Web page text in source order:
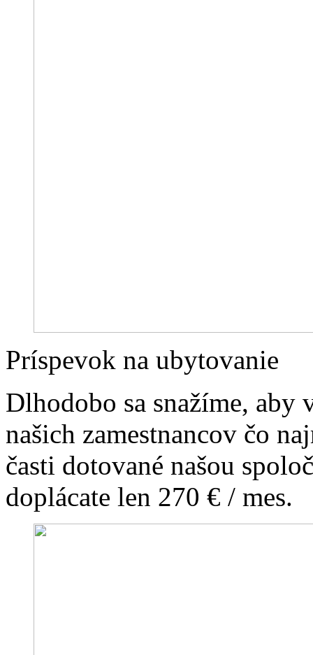
Príspevok na ubytovanie
Dlhodobo sa snažíme,
našich zamestnancov čo
časti dotované našou
doplácate len 270 € / mes.